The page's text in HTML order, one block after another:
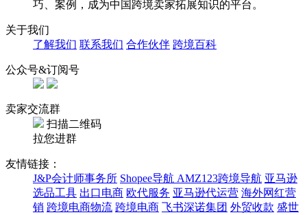
巧、案例，成为中国跨境卖家拓展知识的平台。
关于我们
了解我们 联系我们 合作伙伴 跨境百科
公众号&订阅号
卖家交流群
扫描二维码
拉您进群
友情链接：
J&P会计师事务所 Shopee导航 AMZ123跨境导航 亚马逊
选品工具 出口电商 欧代服务 亚马逊代运营 海外网红营
销 跨境电商物流 跨境电商 飞书深诺集团 外贸收款 盛世